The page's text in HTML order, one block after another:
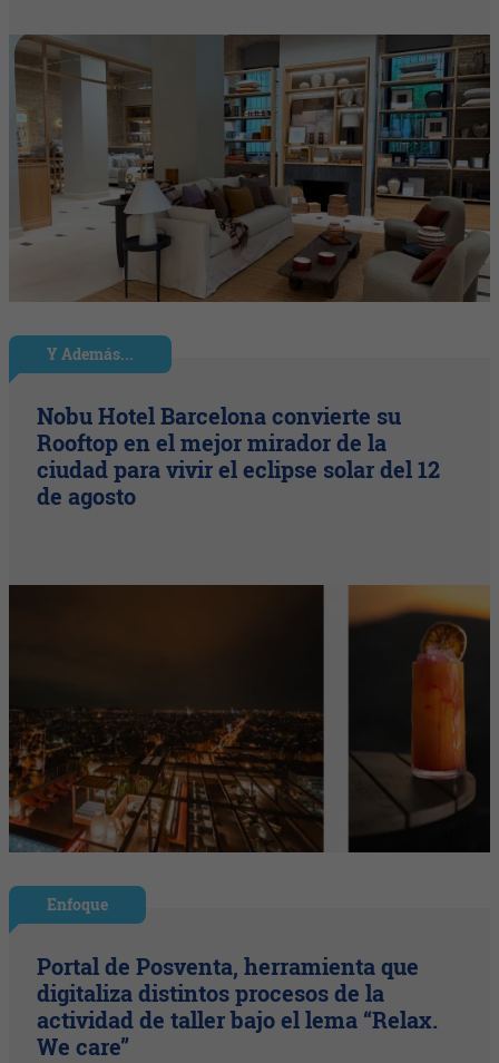
Y Además...
Nobu Hotel Barcelona convierte su
Rooftop en el mejor mirador de la
ciudad para vivir el eclipse solar del 12
de agosto
Enfoque
Portal de Posventa, herramienta que
digitaliza distintos procesos de la
actividad de taller bajo el lema “Relax.
We care”